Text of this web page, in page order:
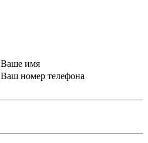
Ваше имя
Ваш номер телефона